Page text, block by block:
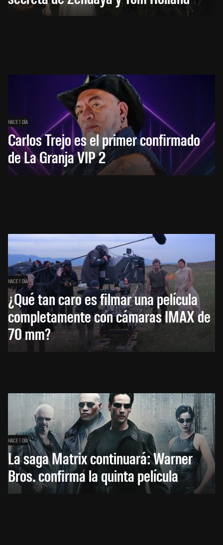
HACE 1 DÍA
Carlos Trejo es el primer confirmado
de La Granja VIP 2
HACE 1 DÍA
¿Qué tan caro es filmar una película
completamente con cámaras IMAX de
70 mm?
HACE 1 DÍA
La saga Matrix continuará: Warner
Bros. confirma la quinta película